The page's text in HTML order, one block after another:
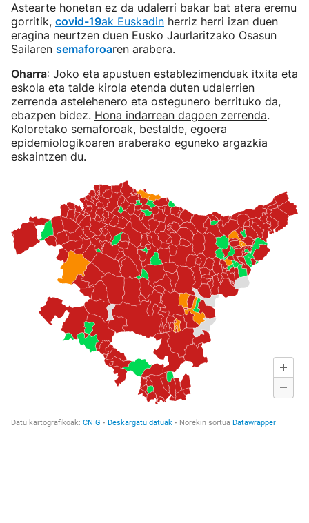
Astearte honetan ez da udalerri bakar bat atera eremu
gorritik, covid-19ak Euskadin herriz herri izan duen
eragina neurtzen duen Eusko Jaurlaritzako Osasun
Sailaren semaforoaren arabera.
Oharra: Joko eta apustuen establezimenduak itxita eta
eskola eta talde kirola etenda duten udalerrien
zerrenda astelehenero eta ostegunero berrituko da,
ebazpen bidez. Hona indarrean dagoen zerrenda.
Koloretako semaforoak, bestalde, egoera
epidemiologikoaren araberako eguneko argazkia
eskaintzen du.